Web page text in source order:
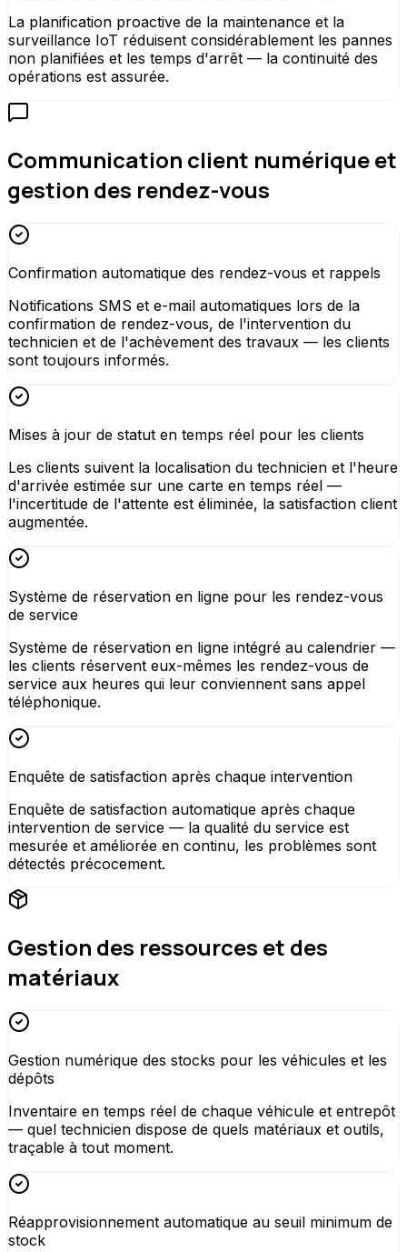
La planification proactive de la maintenance et la
surveillance IoT réduisent considérablement les pannes
non planifiées et les temps d'arrêt — la continuité des
opérations est assurée.
Communication client numérique et
gestion des rendez-vous
Confirmation automatique des rendez-vous et rappels
Notifications SMS et e-mail automatiques lors de la
confirmation de rendez-vous, de l'intervention du
technicien et de l'achèvement des travaux — les clients
sont toujours informés.
Mises à jour de statut en temps réel pour les clients
Les clients suivent la localisation du technicien et l'heure
d'arrivée estimée sur une carte en temps réel —
l'incertitude de l'attente est éliminée, la satisfaction client
augmentée.
Système de réservation en ligne pour les rendez-vous
de service
Système de réservation en ligne intégré au calendrier —
les clients réservent eux-mêmes les rendez-vous de
service aux heures qui leur conviennent sans appel
téléphonique.
Enquête de satisfaction après chaque intervention
Enquête de satisfaction automatique après chaque
intervention de service — la qualité du service est
mesurée et améliorée en continu, les problèmes sont
détectés précocement.
Gestion des ressources et des
matériaux
Gestion numérique des stocks pour les véhicules et les
dépôts
Inventaire en temps réel de chaque véhicule et entrepôt
— quel technicien dispose de quels matériaux et outils,
traçable à tout moment.
Réapprovisionnement automatique au seuil minimum de
stock